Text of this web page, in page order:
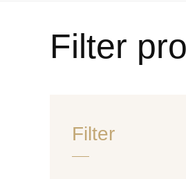
Filter
Filter